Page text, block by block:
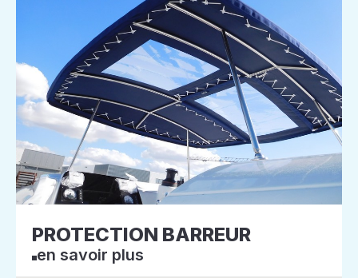
PROTECTION BARREUR
en savoir plus